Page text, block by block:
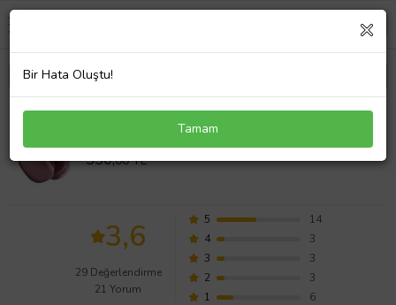
P9 Bluetooth Kablosuz Kulak Üstü Kulaklık (Kırmızı)
Değerlendirmeleri
330,00 TL
3,6
29 Değerlendirme
21 Yorum
5
14
4
3
3
3
2
3
1
6
Bir Hata Oluştu!
Tamam